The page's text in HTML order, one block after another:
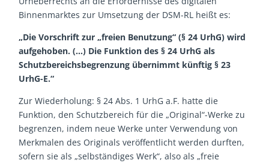
Binnenmarktes zur Umsetzung der DSM-RL heißt es:
„Die Vorschrift zur „freien Benutzung“ (§ 24 UrhG) wird
aufgehoben. (…) Die Funktion des § 24 UrhG als
Schutzbereichsbegrenzung übernimmt künftig § 23
UrhG-E.“
Zur Wiederholung: § 24 Abs. 1 UrhG a.F. hatte die
Funktion, den Schutzbereich für die „Original“-Werke zu
begrenzen, indem neue Werke unter Verwendung von
Merkmalen des Originals veröffentlicht werden durften,
sofern sie als „selbständiges Werk“, also als „freie